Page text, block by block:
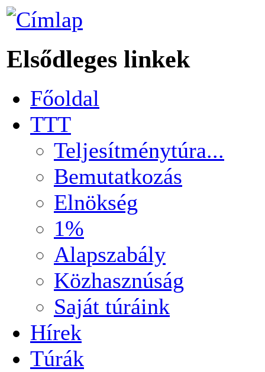
Elsődleges linkek
Főoldal
TTT
Teljesítménytúra...
Bemutatkozás
Elnökség
1%
Alapszabály
Közhasznúság
Saját túráink
Hírek
Túrák